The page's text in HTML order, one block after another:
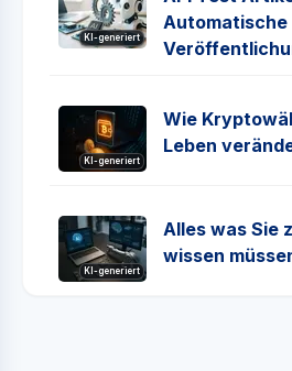
KI-generiert
Automatische
KI-generiert
Wie
Leben
KI-generiert
Alles was Sie
wissen